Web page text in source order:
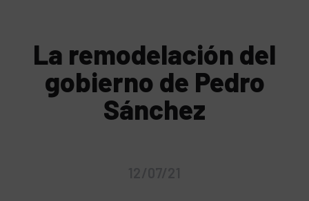
La remodelación del
gobierno de Pedro
Sánchez